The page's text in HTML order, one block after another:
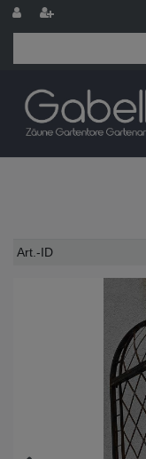
Technisches
Wert
Art.-ID